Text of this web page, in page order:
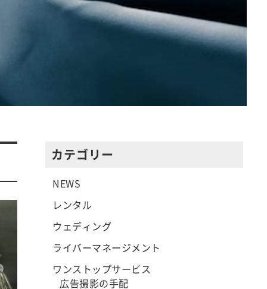
カテゴリー
NEWS
レンタル
ウェディング
ライバーマネージメント
ワンストップサービス
広告撮影の手配